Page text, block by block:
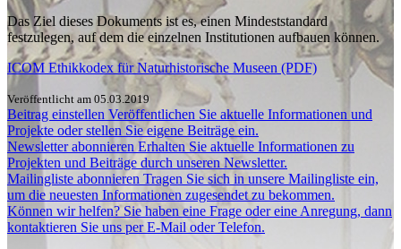
Das Ziel dieses Dokuments ist es, einen Mindeststandard
festzulegen, auf dem die einzelnen Institutionen aufbauen können.
ICOM Ethikkodex für Naturhistorische Museen (PDF)
Veröffentlicht am 05.03.2019
Beitrag einstellen Veröffentlichen Sie aktuelle Informationen und
Projekte oder stellen Sie eigene Beiträge ein.
Newsletter abonnieren Erhalten Sie aktuelle Informationen zu
Projekten und Beiträge durch unseren Newsletter.
Mailingliste abonnieren Tragen Sie sich in unsere Mailingliste ein,
um die neuesten Informationen zugesendet zu bekommen.
Können wir helfen? Sie haben eine Frage oder eine Anregung, dann
kontaktieren Sie uns per E-Mail oder Telefon.